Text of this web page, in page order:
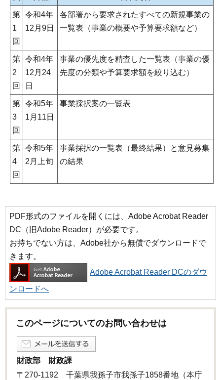
第
1
回
令和4年
12月9日
各部署から要求されたすべての新規事業の
一覧表（事業の概要や予算要求額など）
第
2
回
令和4年
12月24
日
事業の優先度を精査した一覧表（事業の優
先度の分類や予算要求額を絞り込む）
第
3
回
令和5年
1月11日
事業採択案の一覧表
第
4
回
令和5年
2月上旬
事業採択の一覧表（最終結果）と意見募集
の結果
PDF形式のファイルを開くには、Adobe Acrobat Reader
DC（旧Adobe Reader）が必要です。
お持ちでない方は、Adobe社から無償でダウンロードで
きます。
Adobe Acrobat Reader DCのダウ
ンロードへ
このページについてのお問い合わせは
財政部 財政課
〒270-1192 千葉県我孫子市我孫子1858番地（本庁